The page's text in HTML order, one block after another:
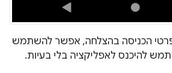
הכניסה בהצלחה, אפשר להשתמש
להיכנס לאפליקציה בלי בעיות.